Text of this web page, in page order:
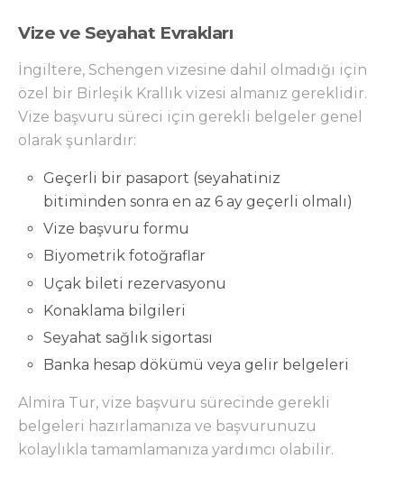
Vize ve Seyahat Evrakları
İngiltere, Schengen vizesine dahil olmadığı için
özel bir Birleşik Krallık vizesi almanız gereklidir.
Vize başvuru süreci için gerekli belgeler genel
olarak şunlardır:
Geçerli bir pasaport (seyahatiniz
bitiminden sonra en az 6 ay geçerli olmalı)
Vize başvuru formu
Biyometrik fotoğraflar
Uçak bileti rezervasyonu
Konaklama bilgileri
Seyahat sağlık sigortası
Banka hesap dökümü veya gelir belgeleri
Almira Tur, vize başvuru sürecinde gerekli
belgeleri hazırlamanıza ve başvurunuzu
kolaylıkla tamamlamanıza yardımcı olabilir.